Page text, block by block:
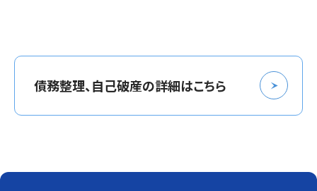
債務整理、自己破産の詳細はこちら